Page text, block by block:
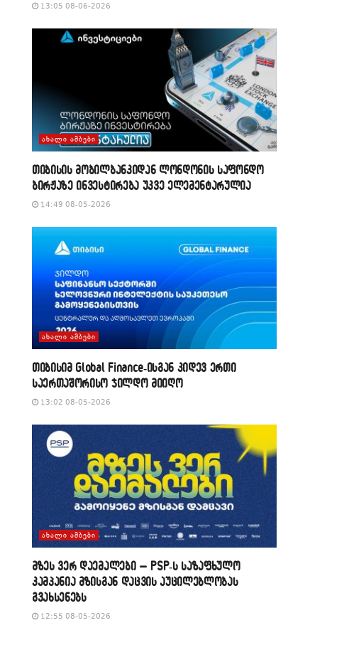
13:05 08-06-2026
ᲐᲮᲐᲚᲘ ᲐᲛᲑᲔᲑᲘ
თიბისის მობილბანკიდან ლონდონის საფონდო
ბირჟაზე ინვესტირება უკვე ელემენტარულია
14:49 08-05-2026
ᲐᲮᲐᲚᲘ ᲐᲛᲑᲔᲑᲘ
თიბისიმ Global Finance-ისგან კიდევ ერთი
საერთაშორისო ჯილდო მიიღო
13:02 08-05-2026
ᲐᲮᲐᲚᲘ ᲐᲛᲑᲔᲑᲘ
მზეს ვერ დაემალები – PSP-ს საზაფხულო
კამპანია მზისგან დაცვის აუცილებლობას
გვახსენებს
12:55 08-05-2026